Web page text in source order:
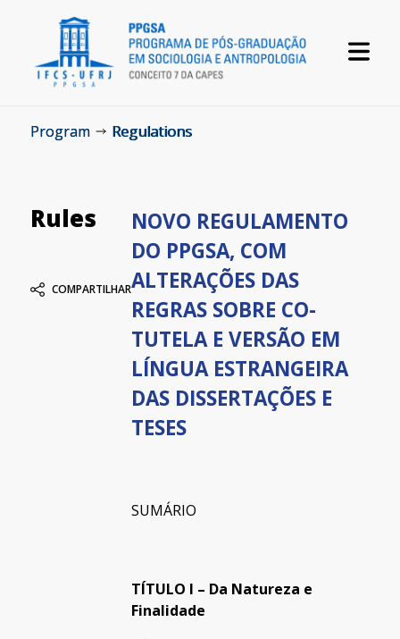
Program Regulations
Rules
COMPARTILHAR
NOVO REGULAMENTO
DO PPGSA, COM
ALTERAÇÕES DAS
REGRAS SOBRE CO-
TUTELA E VERSÃO EM
LÍNGUA ESTRANGEIRA
DAS DISSERTAÇÕES E
TESES
SUMÁRIO
TÍTULO I – Da Natureza e
Finalidade